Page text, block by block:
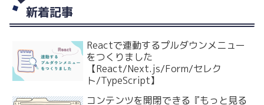
新着記事
Reactで連動するプルダウンメニュー
をつくりました
【React/Next.js/Form/セレク
ト/TypeScript】
コンテンツを開閉できる『もっと見る